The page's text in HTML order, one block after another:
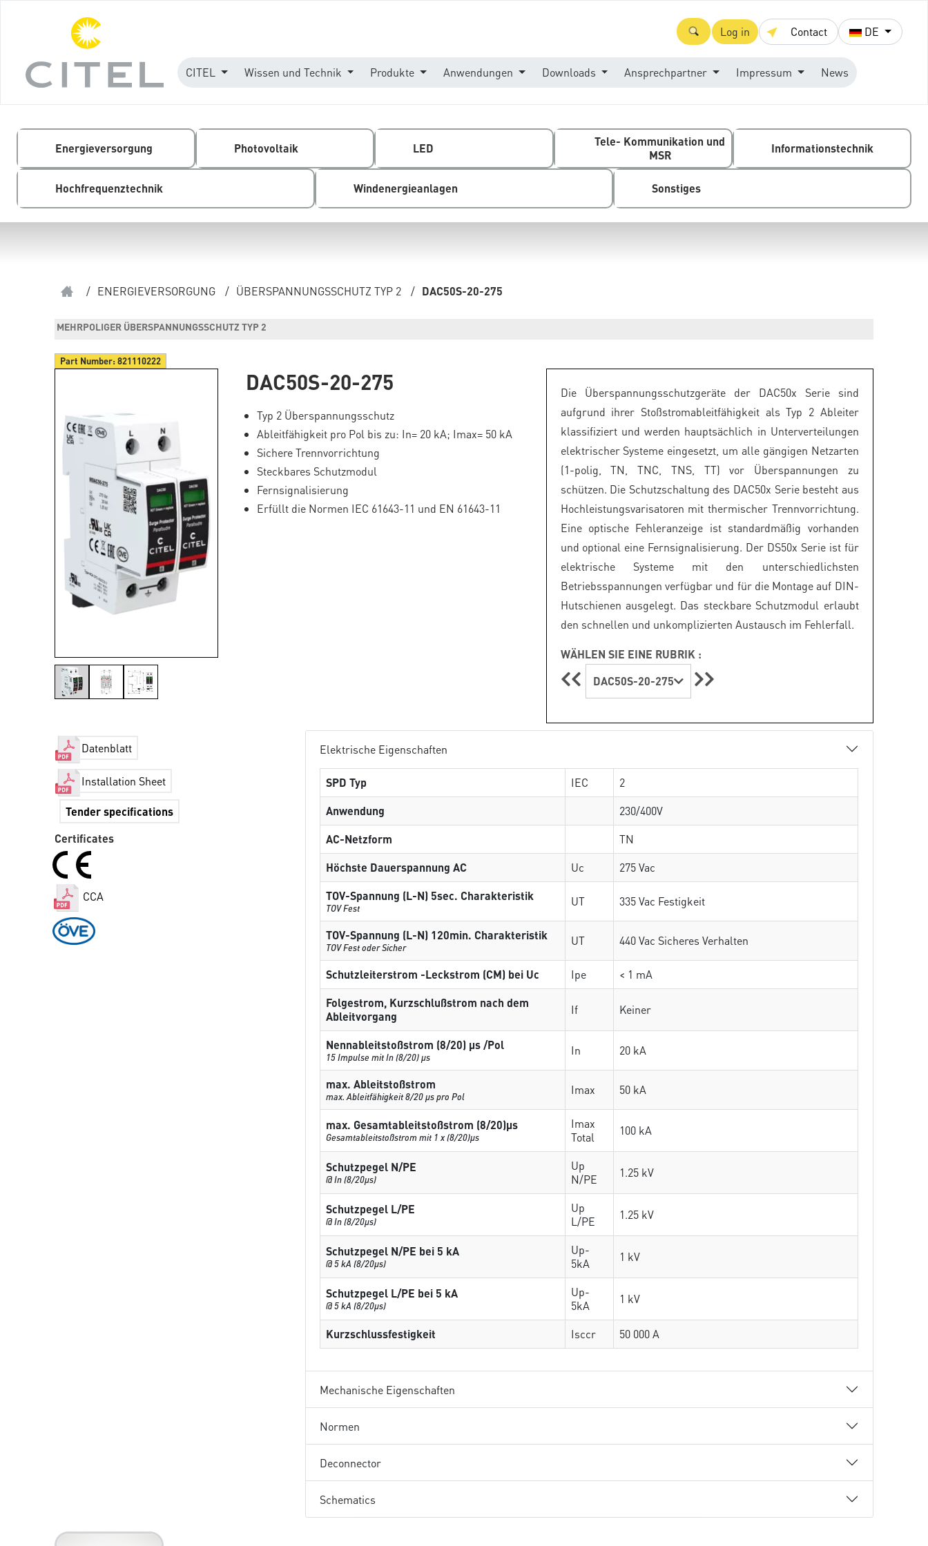
Log in Contact DE
CITEL Wissen und Technik Produkte Anwendungen Downloads Ansprechpartner Impressum News
Energieversorgung Photovoltaik LED
Tele- Kommunikation und
MSR
Informationstechnik
Hochfrequenztechnik Windenergieanlagen Sonstiges
/ ENERGIEVERSORGUNG / ÜBERSPANNUNGSSCHUTZ TYP 2 / DAC50S-20-275
MEHRPOLIGER ÜBERSPANNUNGSSCHUTZ TYP 2
Part Number:821110222
DAC50S-20-275
Typ 2 Überspannungsschutz
Ableitfähigkeit pro Pol bis zu: In= 20 kA; Imax= 50 kA
Sichere Trennvorrichtung
Steckbares Schutzmodul
Fernsignalisierung
Erfüllt die Normen IEC 61643-11 und EN 61643-11
Die Überspannungsschutzgeräte der DAC50x Serie sind
aufgrund ihrer Stoßstromableitfähigkeit als Typ 2 Ableiter
klassifiziert und werden hauptsächlich in Unterverteilungen
elektrischer Systeme eingesetzt, um alle gängigen Netzarten
(1-polig, TN, TNC, TNS, TT) vor Überspannungen zu
schützen. Die Schutzschaltung des DAC50x Serie besteht aus
Hochleistungsvarisatoren mit thermischer Trennvorrichtung.
Eine optische Fehleranzeige ist standardmäßig vorhanden
und optional eine Fernsignalisierung. Der DS50x Serie ist für
elektrische Systeme mit den unterschiedlichsten
Betriebsspannungen verfügbar und für die Montage auf DIN-
Hutschienen ausgelegt. Das steckbare Schutzmodul erlaubt
den schnellen und unkomplizierten Austausch im Fehlerfall.
WÄHLEN SIE EINE RUBRIK :
DAC50S-20-275
Datenblatt
Installation Sheet
Tender specifications
Certificates
CCA
Elektrische Eigenschaften
SPD Typ IEC
2
Anwendung
230/400V
AC-Netzform
TN
Höchste Dauerspannung AC
Uc
275 Vac
TOV-Spannung (L-N) 5sec. Charakteristik
TOV Fest UT 335 Vac Festigkeit
TOV-Spannung (L-N) 120min. Charakteristik
TOV Fest oder Sicher UT 440 Vac Sicheres Verhalten
Schutzleiterstrom -Leckstrom (CM) bei Uc Ipe
< 1 mA
Folgestrom, Kurzschlußstrom nach dem
Ableitvorgang
If Keiner
Nennableitstoßstrom (8/20) µs /Pol
15 Impulse mit In (8/20) µs In 20 kA
max. Ableitstoßstrom
max. Ableitfähigkeit 8/20 µs pro Pol Imax 50 kA
max. Gesamtableitstoßstrom (8/20)µs
Gesamtableitstoßstrom mit 1 x (8/20)µs
Imax
Total
100 kA
Schutzpegel N/PE
@ In (8/20µs)
Up
N/PE
1.25 kV
Schutzpegel L/PE
@ In (8/20µs)
Up
L/PE
1.25 kV
Schutzpegel N/PE bei 5 kA
@ 5 kA (8/20µs)
Up-
5kA
1 kV
Schutzpegel L/PE bei 5 kA
@ 5 kA (8/20µs)
Up-
5kA
1 kV
Kurzschlussfestigkeit Isccr 50 000 A
Mechanische Eigenschaften
Normen
Deconnector
Schematics